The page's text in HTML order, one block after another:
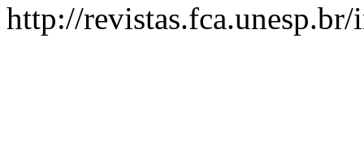
http://